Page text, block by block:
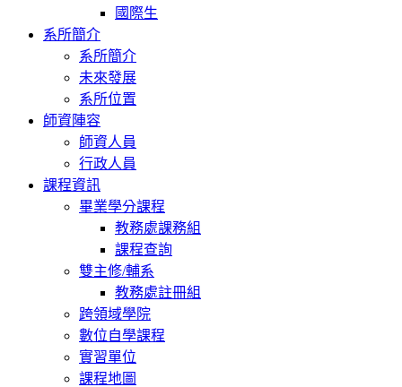
國際生
系所簡介
系所簡介
未來發展
系所位置
師資陣容
師資人員
行政人員
課程資訊
畢業學分課程
教務處課務組
課程查詢
雙主修/輔系
教務處註冊組
跨領域學院
數位自學課程
實習單位
課程地圖